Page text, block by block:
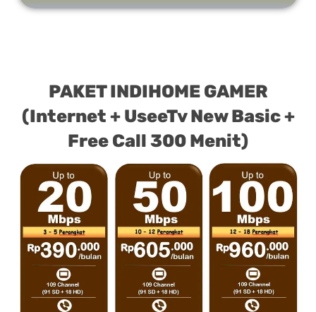
PAKET INDIHOME GAMER
(Internet + UseeTv New Basic +
Free Call 300 Menit)